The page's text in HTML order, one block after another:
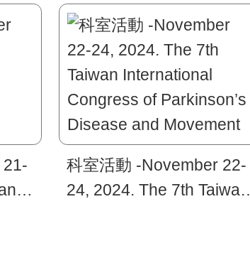
科室活動 -November 22-
24, 2024. The 7th Taiwan